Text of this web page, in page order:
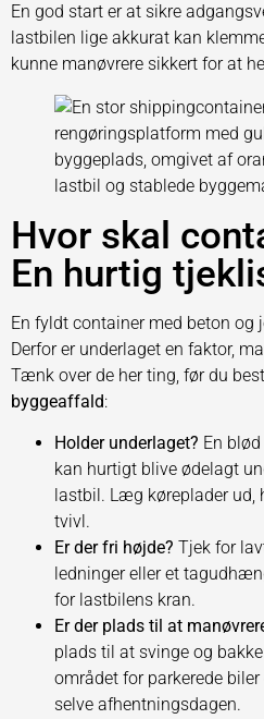
En god start er at sikre
lastbilen lige akkurat kan
kunne manøvrere sikkert for at
Hvor skal
En hurtig
En fyldt container med beton og
Derfor er underlaget en faktor,
Tænk over de her ting, før du
byggeaffald:
Holder underlaget? En
kan hurtigt blive ødelagt
lastbil. Læg køreplader ud,
tvivl.
Er der fri højde? Tjek for
ledninger eller et
for lastbilens kran.
Er der plads til at
plads til at svinge og
området for parkerede
selve afhentningsdagen.